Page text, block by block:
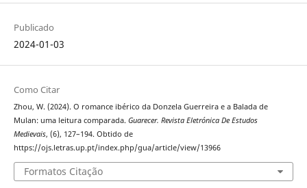
Publicado
2024-01-03
Como Citar
Zhou, W. (2024). O romance ibérico da Donzela Guerreira e a Balada de
Mulan: uma leitura comparada. Guarecer. Revista Eletrónica De Estudos
Medievais, (6), 127–194. Obtido de
https://ojs.letras.up.pt/index.php/gua/article/view/13966
Formatos Citação